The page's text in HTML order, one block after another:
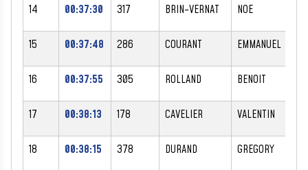
14 00:37:30 317 BRIN-VERNAT NOE
15 00:37:48 286 COURANT EMMANUEL
16 00:37:55 305 ROLLAND BENOIT
17 00:38:13 178 CAVELIER VALENTIN
18 00:38:15 378 DURAND GREGORY